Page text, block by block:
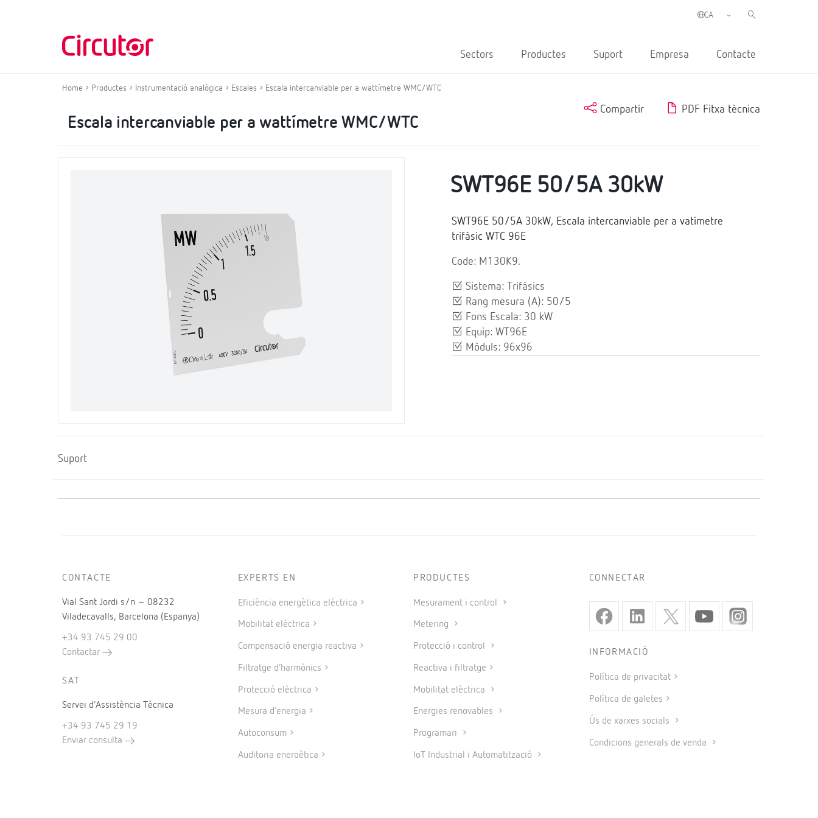
Sectors Productes Suport Empresa Contacte
Home Productes Instrumentació analògica Escales Escala intercanviable per a wattímetre WMC/WTC
Escala intercanviable per a wattímetre WMC/WTC
Compartir PDF Fitxa tècnica
SWT96E 50/5A 30kW
SWT96E 50/5A 30kW, Escala intercanviable per a vatímetre
trifàsic WTC 96E
Code: M130K9.
Sistema: Trifàsics
Rang mesura (A): 50/5
Fons Escala: 30 kW
Equip: WT96E
Mòduls: 96x96
Suport
CONTACTE
Vial Sant Jordi s/n – 08232
Viladecavalls, Barcelona (Espanya)
+34 93 745 29 00
Contactar
SAT
Servei d’Assistència Tècnica
+34 93 745 29 19
Enviar consulta
EXPERTS EN
Eficiència energètica elèctrica
Mobilitat elèctrica
Compensació energia reactiva
Filtratge d’harmònics
Protecció elèctrica
Mesura d’energia
Autoconsum
Auditoria energètica
PRODUCTES
Mesurament i control
Metering
Protecció i control
Reactiva i filtratge
Mobilitat elèctrica
Energies renovables
Programari
IoT Industrial i Automatització
CONNECTAR
INFORMACIÓ
Política de privacitat
Política de galetes
Ús de xarxes socials
Condicions generals de venda